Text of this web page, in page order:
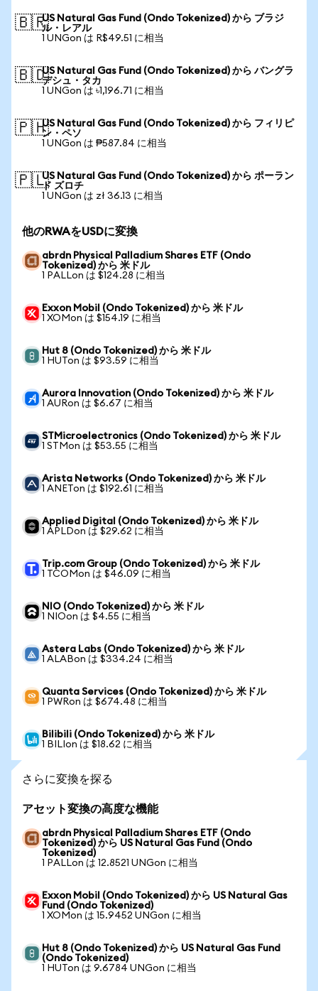
🇧🇷US Natural Gas Fund (Ondo Tokenized) から ブラジ
ル・レアル
1 UNGon は R$49.51 に相当
🇧🇩US Natural Gas Fund (Ondo Tokenized) から バングラ
デシュ・タカ
1 UNGon は ৳1,196.71 に相当
🇵🇭US Natural Gas Fund (Ondo Tokenized) から フィリピ
ン・ペソ
1 UNGon は ₱587.84 に相当
🇵🇱US Natural Gas Fund (Ondo Tokenized) から ポーラン
ド ズロチ
1 UNGon は zł 36.13 に相当
他のRWAをUSDに変換
abrdn Physical Palladium Shares ETF (Ondo
Tokenized) から 米ドル
1 PALLon は $124.28 に相当
Exxon Mobil (Ondo Tokenized) から 米ドル
1 XOMon は $154.19 に相当
Hut 8 (Ondo Tokenized) から 米ドル
1 HUTon は $93.59 に相当
Aurora Innovation (Ondo Tokenized) から 米ドル
1 AURon は $6.67 に相当
STMicroelectronics (Ondo Tokenized) から 米ドル
1 STMon は $53.55 に相当
Arista Networks (Ondo Tokenized) から 米ドル
1 ANETon は $192.61 に相当
Applied Digital (Ondo Tokenized) から 米ドル
1 APLDon は $29.62 に相当
Trip.com Group (Ondo Tokenized) から 米ドル
1 TCOMon は $46.09 に相当
NIO (Ondo Tokenized) から 米ドル
1 NIOon は $4.55 に相当
Astera Labs (Ondo Tokenized) から 米ドル
1 ALABon は $334.24 に相当
Quanta Services (Ondo Tokenized) から 米ドル
1 PWRon は $674.48 に相当
Bilibili (Ondo Tokenized) から 米ドル
1 BILIon は $18.62 に相当
さらに変換を探る
アセット変換の高度な機能
abrdn Physical Palladium Shares ETF (Ondo
Tokenized) から US Natural Gas Fund (Ondo
Tokenized)
1 PALLon は 12.8521 UNGon に相当
Exxon Mobil (Ondo Tokenized) から US Natural Gas
Fund (Ondo Tokenized)
1 XOMon は 15.9452 UNGon に相当
Hut 8 (Ondo Tokenized) から US Natural Gas Fund
(Ondo Tokenized)
1 HUTon は 9.6784 UNGon に相当